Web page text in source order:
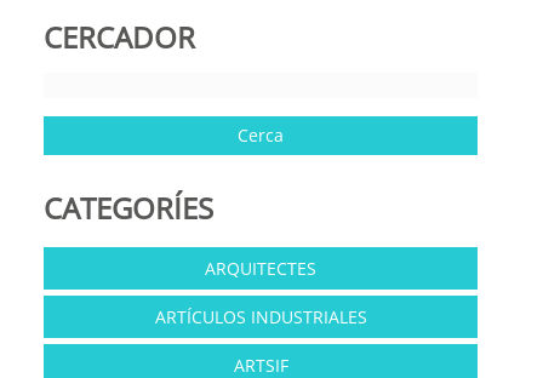
CERCADOR
CATEGORÍES
ARQUITECTES
ARTÍCULOS INDUSTRIALES
ARTSIF